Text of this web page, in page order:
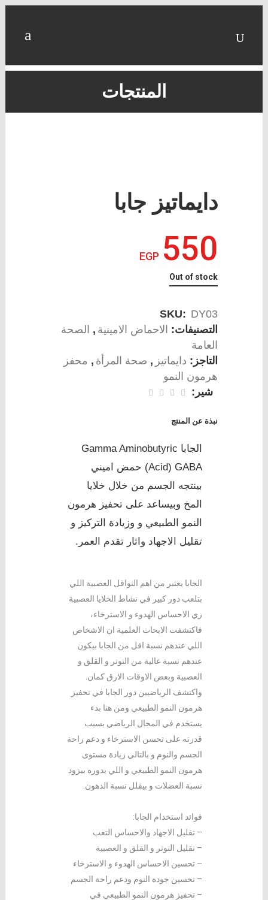
المنتجات
دايماتيز جابا
EGP 550
Out of stock
SKU: DY03
التصنيفات: الاحماض الامينية , الصحة
العامة
التاجز: دايماتيز , صحة المرأة , محفز
هرمون النمو
شير:
نبذة عن المنتج
الجابا Gamma Aminobutyric
Acid) GABA) حمض اميني
بينتجه الجسم من خلال خلايا
المخ وبيساعد على تحفيز هرمون
النمو الطبيعي و وزيادة التركيز و
تقليل الاجهاد واثار تقدم العمر.
الجابا يعتبر من اهم النواقل العصبية اللي
بتلعب دور كبير في نشاط الخلايا العصبية
زي الاحساس الهدوء و الاسترخاء،
فاكتشفت الابحاث العلمية ان الاشخاص
اللي عندهم نسبة اقل من الجابا بيكون
عندهم نسبة عالية من التوتر و القلق و
العصبية وبعض الاوقات الارق كمان.
واكتشف الرياضيين دور الجابا في تحفيز
هرمون النمو الطبيعي ومن هنا بدء
يستخدم في المجال الرياضي بسبب
قدرته على تحسن الاسترخاء و دعم راحة
الجسم والنوم و بالتالي زيادة مستوى
هرمون النمو الطبيعي و اللي بدوره بيزود
نسبة العضلات و بيقلل نسبة الدهون.
فوائد استخدام الجابا:
– تقليل الاجهاد والاحساس التعب
– تقليل التوتر و القلق و العصبية
– تحسين الاحساس الهدوء و الاسترخاء
– تحسين جودة النوم ودعم راحة الجسم
– تحفيز هرمون النمو الطبيعي في